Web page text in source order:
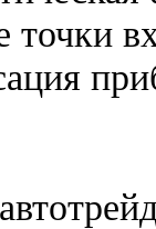
точки